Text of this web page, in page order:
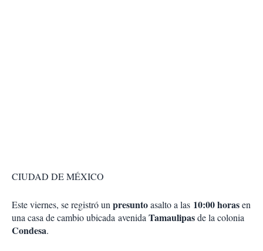
CIUDAD DE MÉXICO
Este viernes, se registró unpresuntoasalto a las 10:00 horasen
una casa de cambio ubicada avenidaTamaulipasde la colonia
Condesa.